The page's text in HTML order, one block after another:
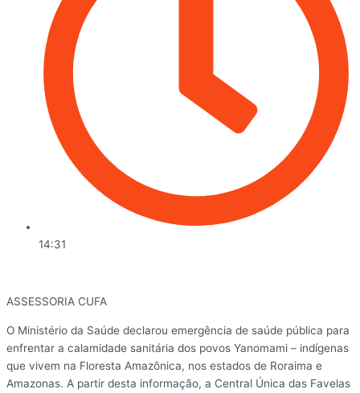
14:31
ASSESSORIA CUFA
O Ministério da Saúde declarou emergência de saúde pública para
enfrentar a calamidade sanitária dos povos Yanomami – indígenas
que vivem na Floresta Amazônica, nos estados de Roraima e
Amazonas. A partir desta informação, a Central Única das Favelas